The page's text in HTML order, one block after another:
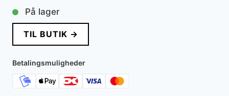
På lager
TIL BUTIK →
Betalingsmuligheder